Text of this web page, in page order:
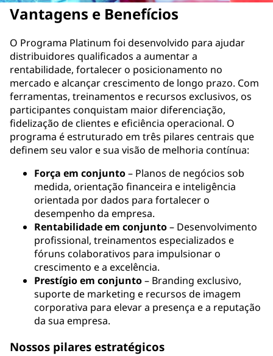
Vantagens e Benefícios
O Programa Platinum foi desenvolvido para ajudar
distribuidores qualificados a aumentar a
rentabilidade, fortalecer o posicionamento no
mercado e alcançar crescimento de longo prazo. Com
ferramentas, treinamentos e recursos exclusivos, os
participantes conquistam maior diferenciação,
fidelização de clientes e eficiência operacional. O
programa é estruturado em três pilares centrais que
definem seu valor e sua visão de melhoria contínua:
Força em conjunto– Planos de negócios sob
medida, orientação financeira e inteligência
orientada por dados para fortalecer o
desempenho da empresa.
Rentabilidade em conjunto– Desenvolvimento
profissional, treinamentos especializados e
fóruns colaborativos para impulsionar o
crescimento e a excelência.
Prestígio em conjunto– Branding exclusivo,
suporte de marketing e recursos de imagem
corporativa para elevar a presença e a reputação
da sua empresa.
Nossos pilares estratégicos